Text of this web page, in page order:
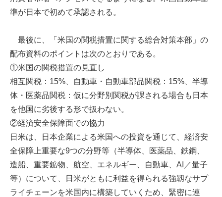
準が日本で初めて承認される。
最後に、「米国の関税措置に関する総合対策本部」の
配布資料のポイントは次のとおりである。
①米国の関税措置の見直し
相互関税：15%、自動車・自動車部品関税：15%、半導
体・医薬品関税：仮に分野別関税が課される場合も日本
を他国に劣後する形で扱わない。
②経済安全保障面での協力
日米は、日本企業による米国への投資を通じて、経済安
全保障上重要な9つの分野等（半導体、医薬品、鉄鋼、
造船、重要鉱物、航空、エネルギー、自動車、AI／量子
等）について、日米がともに利益を得られる強靱なサプ
ライチェーンを米国内に構築していくため、緊密に連